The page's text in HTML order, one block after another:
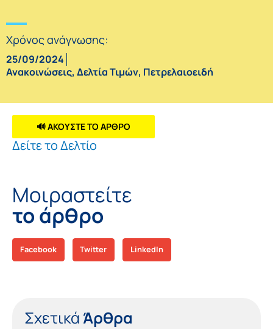
Χρόνος ανάγνωσης:
25/09/2024
Ανακοινώσεις, Δελτία Τιμών, Πετρελαιοειδή
🔊 ΑΚΟΥΣΤΕ ΤΟ ΑΡΘΡΟ
Δείτε το Δελτίο
Μοιραστείτε
το άρθρο
Facebook Twitter LinkedIn
Σχετικά Άρθρα